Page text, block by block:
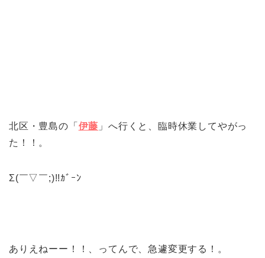
北区・豊島の「 伊藤 」へ行くと、臨時休業してやがっ
た！！。
Σ(￣▽￣;)!!ｶﾞｰﾝ
ありえねーー！！、ってんで、急遽変更する！。